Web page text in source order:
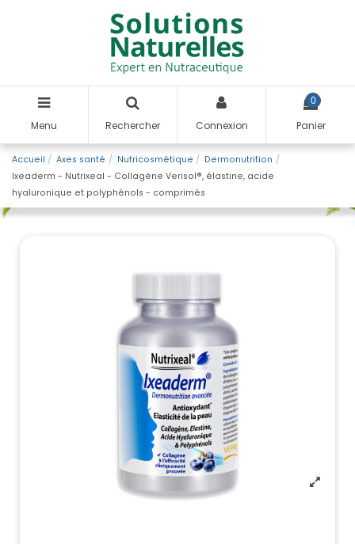
Menu Rechercher Connexion
0
Panier
Accueil Axes santé Nutricosmétique
Dermonutrition
Ixeaderm - Nutrixeal - Collagène Verisol®, élastine, acide
hyaluronique et polyphénols - comprimés